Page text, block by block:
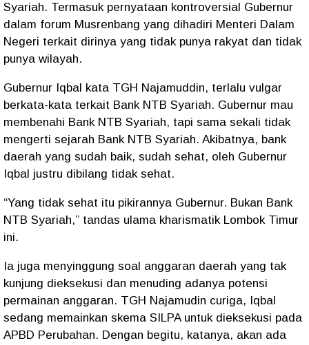
Syariah. Termasuk pernyataan kontroversial Gubernur
dalam forum Musrenbang yang dihadiri Menteri Dalam
Negeri terkait dirinya yang tidak punya rakyat dan tidak
punya wilayah.
Gubernur Iqbal kata TGH Najamuddin, terlalu vulgar
berkata-kata terkait Bank NTB Syariah. Gubernur mau
membenahi Bank NTB Syariah, tapi sama sekali tidak
mengerti sejarah Bank NTB Syariah. Akibatnya, bank
daerah yang sudah baik, sudah sehat, oleh Gubernur
Iqbal justru dibilang tidak sehat.
“Yang tidak sehat itu pikirannya Gubernur. Bukan Bank
NTB Syariah,” tandas ulama kharismatik Lombok Timur
ini.
Ia juga menyinggung soal anggaran daerah yang tak
kunjung dieksekusi dan menuding adanya potensi
permainan anggaran. TGH Najamudin curiga, Iqbal
sedang memainkan skema SILPA untuk dieksekusi pada
APBD Perubahan. Dengan begitu, katanya, akan ada